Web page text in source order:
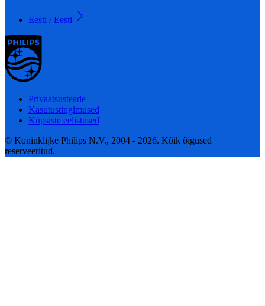
Eesti / Eesti
Privaatsusteade
Kasutustingimused
Küpsiste eelistused
© Koninklijke Philips N.V., 2004 - 2026. Kõik õigused
reserveeritud.